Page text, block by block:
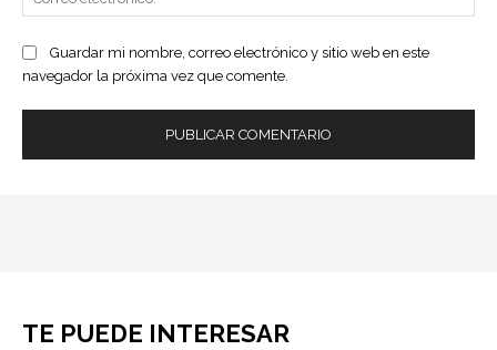
Guardar mi nombre, correo electrónico y sitio web en este
navegador la próxima vez que comente.
TE PUEDE INTERESAR